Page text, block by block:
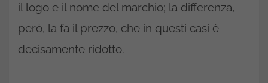
il logo e il nome del marchio; la differenza,
però, la fa il prezzo, che in questi casi è
decisamente ridotto.